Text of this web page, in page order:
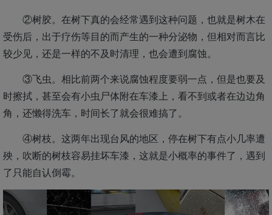
②树胶。在树下真的会经常遇到这种问题，也就是树木在
受伤后，出于疗伤等目的而产生的一种分泌物，但相对而言比
较少见，还是一样的不及时清理，也会遭到腐蚀。
③飞虫。相比前两个来说腐蚀程度要弱一点，但是也要及
时擦拭，甚至会有小虫尸体附在车漆上，看不到或者在边边角
角，还懒得洗车，时间长了就会很难搞了。
④树枝。这两年出现台风的地区，停在树下有点小几率遭
殃，吹断的树枝容易挂坏车漆，这就是小概率的事件了，遇到
了只能自认倒霉。